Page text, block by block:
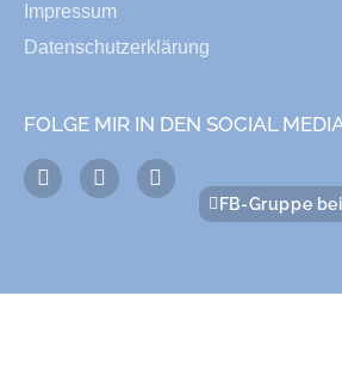
Impressum
Datenschutzerklärung
FOLGE MIR IN DEN SOCIAL
FB-Gruppe